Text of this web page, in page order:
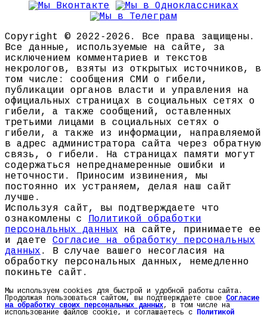
Copyright © 2022-2026. Все права защищены.
Все данные, используемые на сайте, за
исключением комментариев и текстов
некрологов, взяты из открытых источников, в
том числе: сообщения СМИ о гибели,
публикации органов власти и управления на
официальных страницах в социальных сетях о
гибели, а также сообщений, оставленных
третьими лицами в социальных сетях о
гибели, а также из информации, направляемой
в адрес администратора сайта через обратную
связь, о гибели. На страницах памяти могут
содержаться непреднамеренные ошибки и
неточности. Приносим извинения, мы
постоянно их устраняем, делая наш сайт
лучше.
Используя сайт, вы подтверждаете что
ознакомлены с Политикой обработки
персональных данных на сайте, принимаете ее
и даете Согласие на обработку персональных
данных . В случае вашего несогласия на
обработку персональных данных, немедленно
покиньте сайт.
Мы используем cookies для быстрой и удобной работы сайта.
Продолжая пользоваться сайтом, вы подтверждаете свое Согласие
на обработку своих персональных данных, в том числе на
использование файлов cookie, и соглашаетесь с Политикой